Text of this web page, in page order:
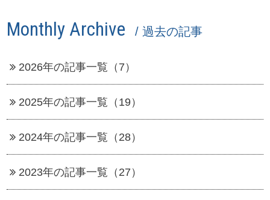
Monthly Archive / 過去の記事
2026年の記事一覧（7）
2025年の記事一覧（19）
2024年の記事一覧（28）
2023年の記事一覧（27）